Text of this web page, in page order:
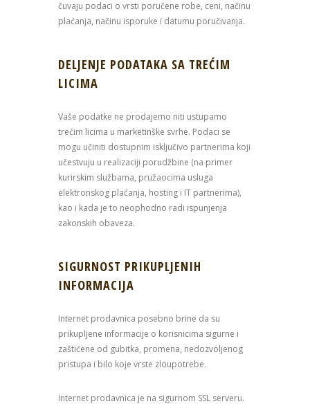
čuvaju podaci o vrsti poručene robe, ceni, načinu
plaćanja, načinu isporuke i datumu poručivanja.
DELJENJE PODATAKA SA TREĆIM
LICIMA
Vaše podatke ne prodajemo niti ustupamo
trećim licima u marketinške svrhe. Podaci se
mogu učiniti dostupnim isključivo partnerima koji
učestvuju u realizaciji porudžbine (na primer
kurirskim službama, pružaocima usluga
elektronskog plaćanja, hosting i IT partnerima),
kao i kada je to neophodno radi ispunjenja
zakonskih obaveza.
SIGURNOST PRIKUPLJENIH
INFORMACIJA
Internet prodavnica posebno brine da su
prikupljene informacije o korisnicima sigurne i
zaštićene od gubitka, promena, nedozvoljenog
pristupa i bilo koje vrste zloupotrebe.
Internet prodavnica je na sigurnom SSL serveru.